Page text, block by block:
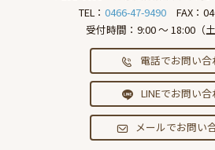
TEL： 0466-47-9490
FAX：
受付時間：9:00 ～ 18:00（
電話でお問い合
LINEでお問い合
メールでお問い